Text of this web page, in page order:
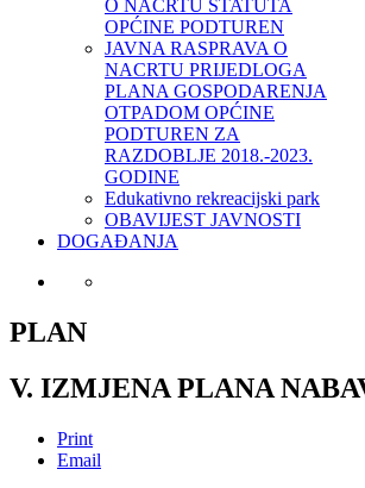
O NACRTU STATUTA
OPĆINE PODTUREN
JAVNA RASPRAVA O
NACRTU PRIJEDLOGA
PLANA GOSPODARENJA
OTPADOM OPĆINE
PODTUREN ZA
RAZDOBLJE 2018.-2023.
GODINE
Edukativno rekreacijski park
OBAVIJEST JAVNOSTI
DOGAĐANJA
PLAN
V. IZMJENA PLANA
Print
Email